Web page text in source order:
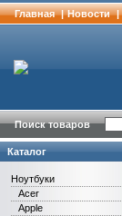
Главная | Новости |
Поиск товаров
Каталог
Ноутбуки
Acer
Apple